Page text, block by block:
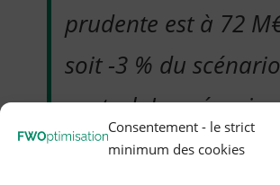
Consentement - le strict
minimum des cookies
prudente est à 72
soit -3 % du scénario
central. Le scénario
agressif est à 76 M€.